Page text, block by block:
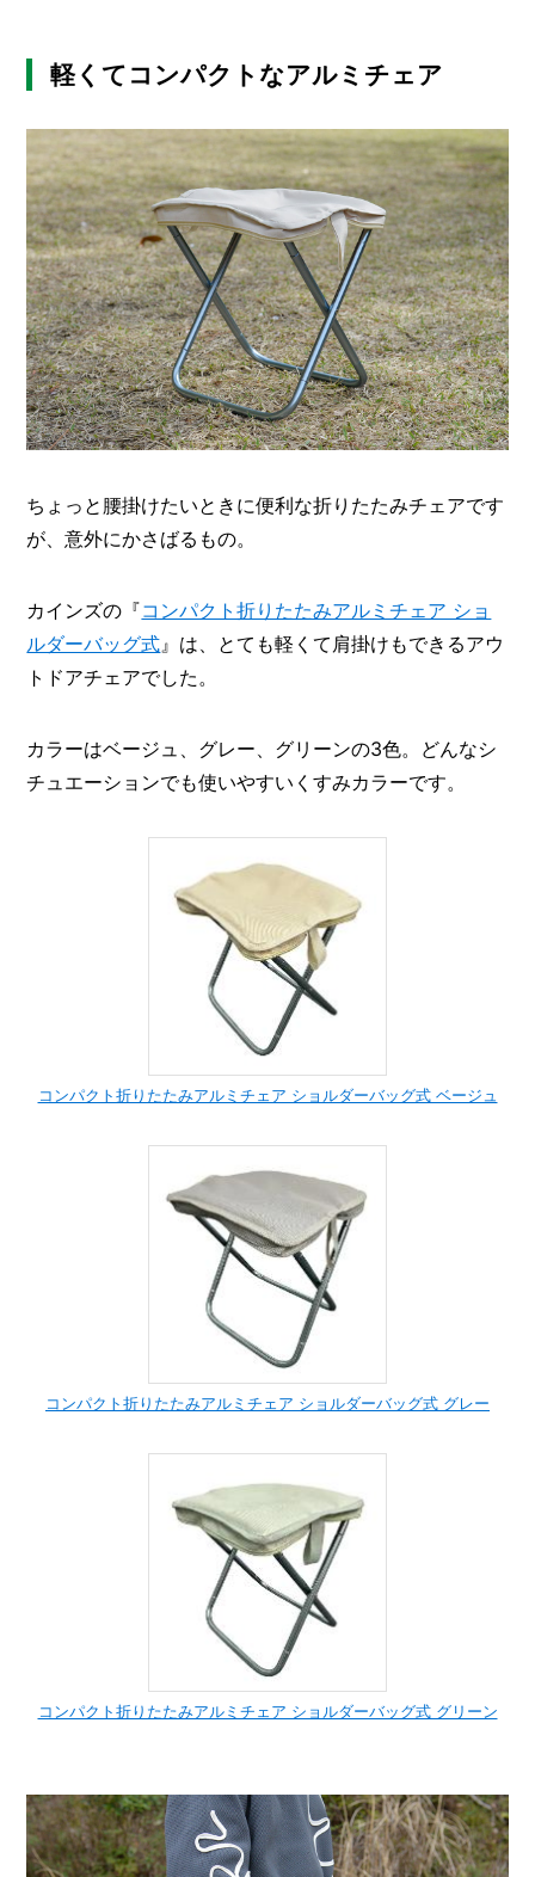
E
ス
タ
ッ
フ /
C
A
I
N
Z
-
S
T
A
F
軽くてコンパクトなアルミチェア
ちょっと腰掛けたいときに便利な折りたたみチェアです
が、意外にかさばるもの。
カインズの『コンパクト折りたたみアルミチェア ショ
ルダーバッグ式』は、とても軽くて肩掛けもできるアウ
トドアチェアでした。
カラーはベージュ、グレー、グリーンの3色。どんなシ
チュエーションでも使いやすいくすみカラーです。
コンパクト折りたたみアルミチェア ショルダーバッグ式 ベージュ
コンパクト折りたたみアルミチェア ショルダーバッグ式 グレー
コンパクト折りたたみアルミチェア ショルダーバッグ式 グリーン